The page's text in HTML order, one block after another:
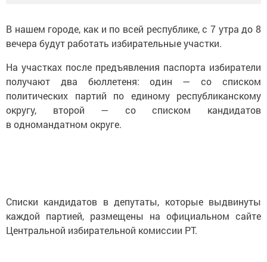
В нашем городе, как и по всей республике, с 7 утра до 8
вечера будут работать избирательные участки.
На участках после предъявления паспорта избиратели
получают два бюллетеня: один — со списком
политических партий по единому республиканскому
округу, второй — со списком кандидатов
в одномандатном округе.
Списки кандидатов в депутаты, которые выдвинуты
каждой партией, размещены на официальном сайте
Центральной избирательной комиссии РТ.